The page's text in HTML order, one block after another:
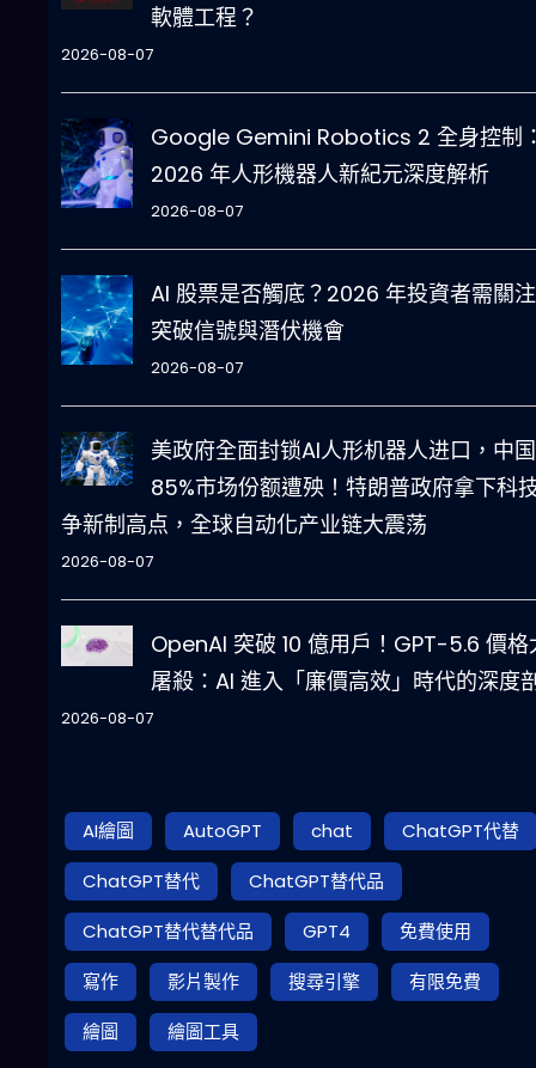
軟體工程？
2026-08-07
Google Gemini Robotics 2 全身控制
2026 年人形機器人新紀元深度解析
2026-08-07
AI 股票是否觸底？2026 年投資者需關
突破信號與潛伏機會
2026-08-07
美政府全面封锁AI人形机器人进口，中国
85%市场份额遭殃！特朗普政府拿下科
争新制高点，全球自动化产业链大震荡
2026-08-07
OpenAI 突破 10 億用戶！GPT-5.6 價格
屠殺：AI 進入「廉價高效」時代的深度
2026-08-07
AI繪圖 AutoGPT chat
ChatGPT代替
ChatGPT替代
ChatGPT替代品
ChatGPT替代替代品
GPT4
免費使用
寫作
影片製作 搜尋引擎
有限免費
繪圖
繪圖工具